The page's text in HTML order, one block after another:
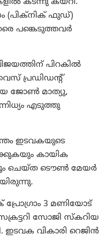
(പിക്നിക് ഫുഡ്)
പങ്കെടുത്തവർ
പിറകിൽ
പ്രഡിഡന്റ്
ജോൺ മാത്യു,
എടുത്തു
ഇടവകയുടെ
കായിക
ചെയ്ത ടൌൺ മേയർ
പ്രോഗ്രാം 3 മണിയോട്
സോജി സ്കറിയ
ഇടവക വികാരി റെജിൻ